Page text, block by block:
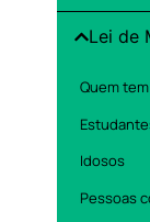
Lei de
Quem
Idosos
Pessoas